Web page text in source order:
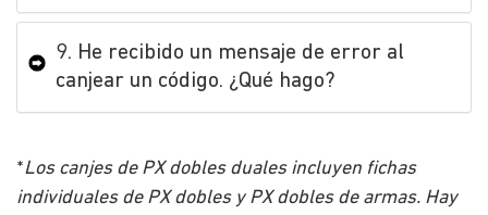
9. He recibido un mensaje de error al
canjear un código. ¿Qué hago?
*Los canjes de PX dobles duales incluyen fichas
individuales de PX dobles y PX dobles de armas. Hay